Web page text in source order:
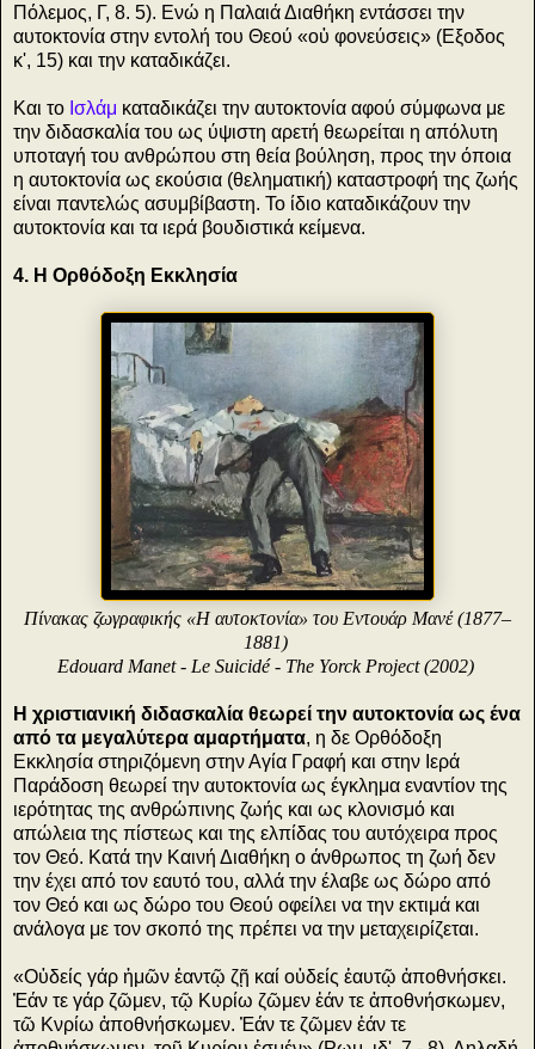
Πόλεμος, Γ, 8. 5). Ενώ η Παλαιά Διαθήκη εντάσσει την
αυτοκτονία στην εντολή του Θεού «οὐ φονεύσεις» (Εξοδος
κ', 15) και την καταδικάζει.
Και το Ισλάμ καταδικάζει την αυτοκτονία αφού σύμφωνα με
την διδασκαλία του ως ύψιστη αρετή θεωρείται η απόλυτη
υποταγή του ανθρώπου στη θεία βούληση, προς την όποια
η αυτοκτονία ως εκούσια (θεληματική) καταστροφή της ζωής
είναι παντελώς ασυμβίβαστη. Το ίδιο καταδικάζουν την
αυτοκτονία και τα ιερά βουδιστικά κείμενα.
4. Η Ορθόδοξη Εκκλησία
Πίνακας ζωγραφικής «Η αυτοκτονία» του Εντουάρ Μανέ (1877–
1881)
Edouard Manet - Le Suicidé - The Yorck Project (2002)
Η χριστιανική διδασκαλία θεωρεί την αυτοκτονία ως ένα
από τα μεγαλύτερα αμαρτήματα, η δε Ορθόδοξη
Εκκλησία στηριζόμενη στην Αγία Γραφή και στην Ιερά
Παράδοση θεωρεί την αυτοκτονία ως έγκλημα εναντίον της
ιερότητας της ανθρώπινης ζωής και ως κλονισμό και
απώλεια της πίστεως και της ελπίδας του αυτόχειρα προς
τον Θεό. Κατά την Καινή Διαθήκη ο άνθρωπος τη ζωή δεν
την έχει από τον εαυτό του, αλλά την έλαβε ως δώρο από
τον Θεό και ως δώρο του Θεού οφείλει να την εκτιμά και
ανάλογα με τον σκοπό της πρέπει να την μεταχειρίζεται.
«Οὐδείς γάρ ἡμῶν ἑαντῷ ζῇ καί οὐδείς ἑαυτῷ ἀποθνήσκει.
Ἐάν τε γάρ ζῶμεν, τῷ Κυρίω ζῶμεν ἐάν τε ἀποθνήσκωμεν,
τῶ Κνρίω ἀποθνήσκωμεν. Ἐάν τε ζῶμεν ἐάν τε